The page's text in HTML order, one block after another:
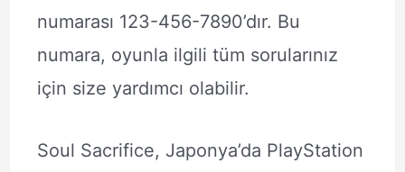
numarası 123-456-7890’dır. Bu
numara, oyunla ilgili tüm sorularınız
için size yardımcı olabilir.
Soul Sacrifice, Japonya’da PlayStation